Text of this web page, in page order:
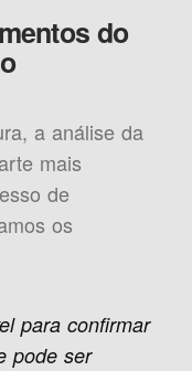
do
a análise da
mais
de
os
para confirmar
pode ser